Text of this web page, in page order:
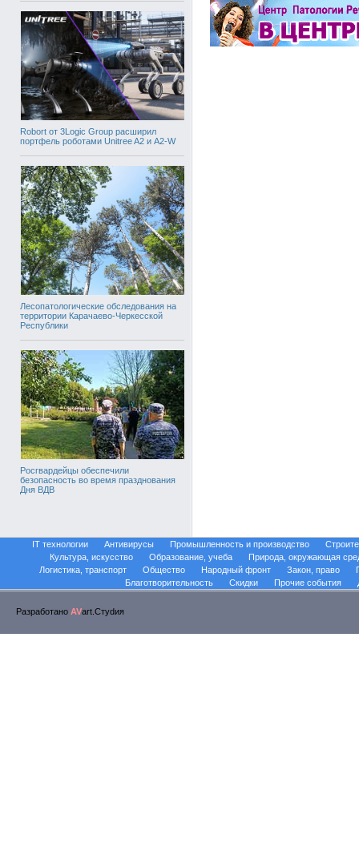
Robort от 3Logic Group расширил
портфель роботами Unitree A2 и A2-W
Лесопатологические обследования на
территории Карачаево-Черкесской
Республики
Росгвардейцы обеспечили
безопасность во время празднования
Дня ВДВ
IT технологии Антивирусы Промышленность и производство
Культура, искусство
Образование, учеба
Природа, окружающая
Логистика, транспорт
Общество Народный фронт Закон, право
Благотворительность
Скидки Прочие события
Разработано AVart.Стуdия